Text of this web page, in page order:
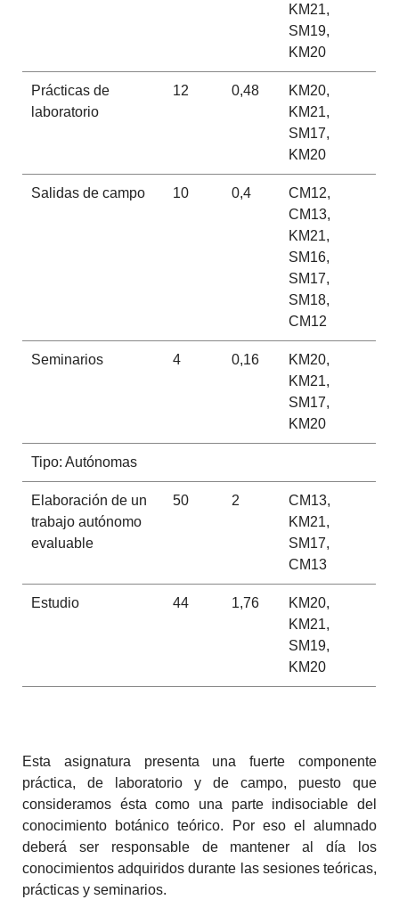
KM21,
SM19,
KM20
Prácticas de
laboratorio
12 0,48
KM20,
KM21,
SM17,
KM20
Salidas de campo 10 0,4
CM12,
CM13,
KM21,
SM16,
SM17,
SM18,
CM12
Seminarios 4 0,16
KM20,
KM21,
SM17,
KM20
Tipo: Autónomas
Elaboración de un
trabajo autónomo
evaluable
50 2
CM13,
KM21,
SM17,
CM13
Estudio 44 1,76
KM20,
KM21,
SM19,
KM20
Esta asignatura presenta una fuerte componente
práctica, de laboratorio y de campo, puesto que
consideramos ésta como una parte indisociable del
conocimiento botánico teórico. Por eso el alumnado
deberá ser responsable de mantener al día los
conocimientos adquiridos durante las sesiones teóricas,
prácticas y seminarios.